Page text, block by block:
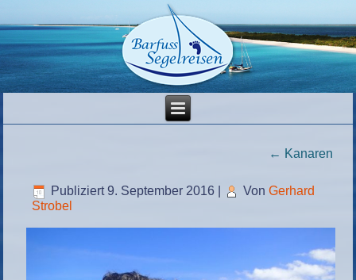
← Kanaren
Publiziert 9. September 2016 Von Gerhard
Strobel